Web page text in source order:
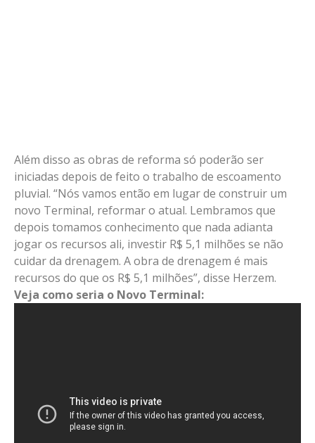
Além disso as obras de reforma só poderão ser
iniciadas depois de feito o trabalho de escoamento
pluvial. “Nós vamos então em lugar de construir um
novo Terminal, reformar o atual. Lembramos que
depois tomamos conhecimento que nada adianta
jogar os recursos ali, investir R$ 5,1 milhões se não
cuidar da drenagem. A obra de drenagem é mais
recursos do que os R$ 5,1 milhões”, disse Herzem.
Veja como seria o Novo Terminal: